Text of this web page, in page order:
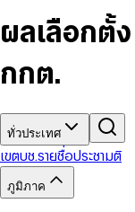
7
8
5
6
8
9
6
7
9
5
6
8
9
9
ผลเลือกตั้
กกต.
ทั่วประเทศ
เขตบช.รายชื่อประชามติ
ภูมิภาค